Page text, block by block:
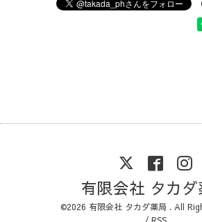
有限会社 タカダ
©2026 有限会社 タカダ薬局 . All
/ RSS